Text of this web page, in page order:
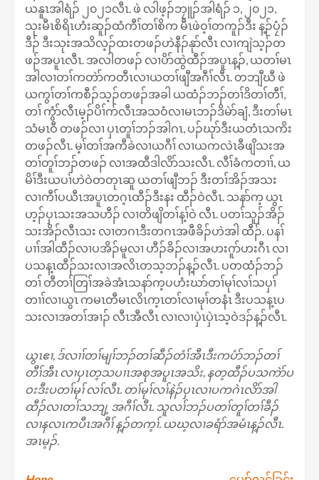
ယနူၤအါရံၣ် ၂၀၂၁လီၤ. ဖဲ လါဖ့ၣ်ဘၠူၣ်အါရံၣ် ၁, ၂၀၂၁,
သုးမီၤစိရိၤဟံးဆူၣ်ထံကီၢ်တၢ်စိက မီၤဖဲဝ့ၢ်တကူၣ်ဒီး န့ၣ်ပၠံၣ်
ဒီၣ် ဒီးသုးအသိလ့ၣ်ထးတဖၣ်ဟဲနီၣ်နုာ်လီၤ လၢကျဲသ့ၣ်တ
ဖၣ်အပူၤလီၤ. အလါတဖၣ် လၢပိာ်ထွဲထီၣ်အပူၤန့ၣ်, ယတၢ်မၤ
အါလၢတၢ်ကတဲာ်ကတီၤလၢယတၢ်ဖျီအဂီၢ်လီၤ. တဘျီဃီ ဖဲ
ယကွၢ်တၢ်ကစီၣ်သ့ၣ်တဖၣ်အခါ ယထံၣ်ဘၣ်တၢ်ဒိတၢ်တီၢ်,
တၢ် ကွံာ်လီၤမ့ၣ်ပိၢ်ဂာ်လီၤအသဝံလၢမၤဘၣ်ဒိမဲာ်ချံ, ဒီးတၢ်မၤ
သံမၤဝီ တဖၣ်လၢ ပှၤတူၢ်ဘၣ်အါဂၤ, ပၣ်ဃုာ်ဒီးယတံၤသကိး
တဖၣ်လီၤ. မ့ၢ်တၢ်အကီခဲလၢယဂီၢ် လၢယကလဲၤခီဖျိသးအ
တၢ်တူၢ်ဘၣ်တဖၣ် လၢအထီဒါလိာ်သးလီၤ. လီၢ်ခံကတၢၢ်, ယ
မိၢ်ဒီးယပၢ်ဟဲဝဲတတုၤဆူ ယတၢ်ဖျီဘၣ် ဒီးတၢ်အိၣ်အသး
လၢကီၢ်ပယီၤအပူၤတဂ့ၤထီၣ်ဒီးနး ထီၣ်ဝဲလီၤ. သနာ်က့ ယွၤ
ဟ့ၣ်ပှၤသးအသဟီၣ် လၢတိဖျိတၢ်န့ၢ်ဝဲ လီၤ. ပတၢ်သူၣ်အိၣ်
သးအိၣ်လီၤသး လၢတဂၤဒီးတဂၤအဖီခိၣ်ဟဲအါ ထီၣ်. ပနၢ်
ပၢၢ်အါထီၣ်လၢပအိၣ်မူလၢ ဟီၣ်ခိၣ်လၢအဟးဂူာ်ဟးဂီၤ လၢ
ပသန့ၤထီၣ်သးလၢအလိၤတသ့ဘၣ်န့ၣ်လီၤ. ပတထံၣ်ဘၣ်
တၢ် တီတၢ်တြၢ်အခဲအံၤသနာ်က့ပဟံးဃာ်တၢ်မုၢ်လၢ်သပှၢ်
တၢၢ်လၢယွၤ ကမၤတီမၤလိၤက့ၤတၢ်လၢမုၢ်တနံၤ ဒီးပသန့ၤပ
သးလၢအတၢ်အၢၣ် လီၤအီလီၤ လၢလၢပှဲၤပှဲၤသ့ဝဲဒၣ်န့ၣ်လီၤ.
ယွၤဧၢ, ဒ်လၢၢ်တၢ်မျၢ်ဘၣ်တၢ်ဆီၣ်တံၢ်အီၤဒီးကပံာ်ဘၣ်တၢ်
တီၢ်အီၤ လၢပှၤတ့သပၢၤအစုအပူၤအသိး, နတ့ထီၣ်ပသကဲာ်ပ
ဝးဒီးပတၢ်မုၢ် လၢ်လီၤ. တၢ်မုၢ်လၢ်နဲၣ်ပှၤလၢပကဂဲၤလိာ်အါ
ထီၣ်လၢတၢ်သဘျ့ အဂီၢ်လီၤ. သူလၢ်ဘၣ်ပတၢ်တူၢ်တၢ်ခီၣ်
လၢနလၤကပီၤအဂီၢ် န့ၣ်တက့ၢ်. ယဃ့လၢခရံာ်အမံၤန့ၣ်လီၤ.
အၤမ့ၣ်.